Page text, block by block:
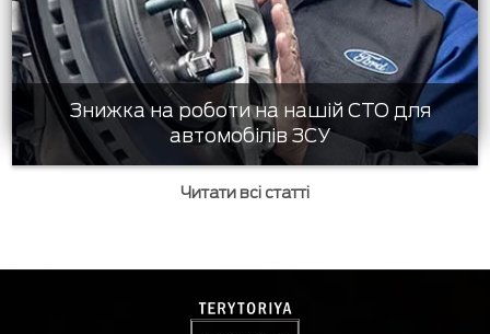
Знижка на роботи на нашій СТО для
автомобілів ЗСУ
Читати всі статті